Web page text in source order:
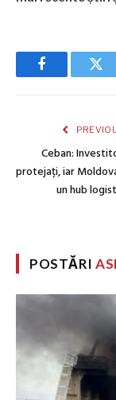
Facebook
Ceban:
protejați, iar
un hub
POSTĂRI